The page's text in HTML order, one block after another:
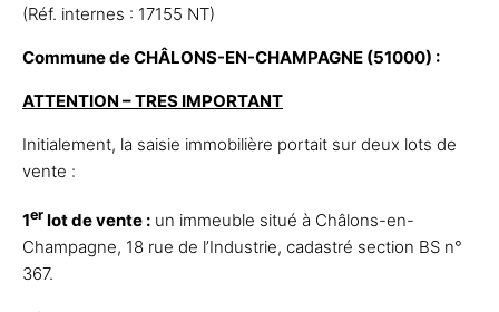
(Réf. internes : 17155 NT)
Commune de CHÂLONS-EN-CHAMPAGNE (51000) :
ATTENTION – TRES IMPORTANT
Initialement, la saisie immobilière portait sur deux lots de
vente :
1er lot de vente : un immeuble situé à Châlons-en-
Champagne, 18 rue de l’Industrie, cadastré section BS n°
367.